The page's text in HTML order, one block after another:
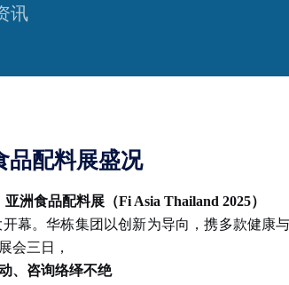
讯
品配料展盛况
亚洲食品配料展（Fi Asia Thailand 2025）
幕。华栋集团以创新为导向，携多款健康
会三日，
、咨询络绎不绝